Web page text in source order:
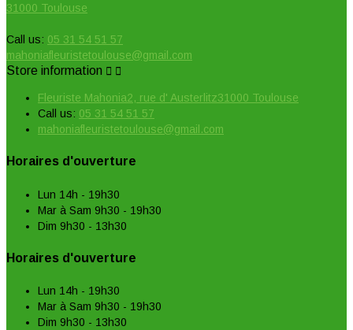
31000 Toulouse
Call us: 05 31 54 51 57
mahoniafleuristetoulouse@gmail.com
Store information  
Fleuriste Mahonia2, rue d' Austerlitz31000 Toulouse
Call us: 05 31 54 51 57
mahoniafleuristetoulouse@gmail.com
Horaires d'ouverture
Lun 14h - 19h30
Mar à Sam 9h30 - 19h30
Dim 9h30 - 13h30
Horaires d'ouverture
Lun 14h - 19h30
Mar à Sam 9h30 - 19h30
Dim 9h30 - 13h30